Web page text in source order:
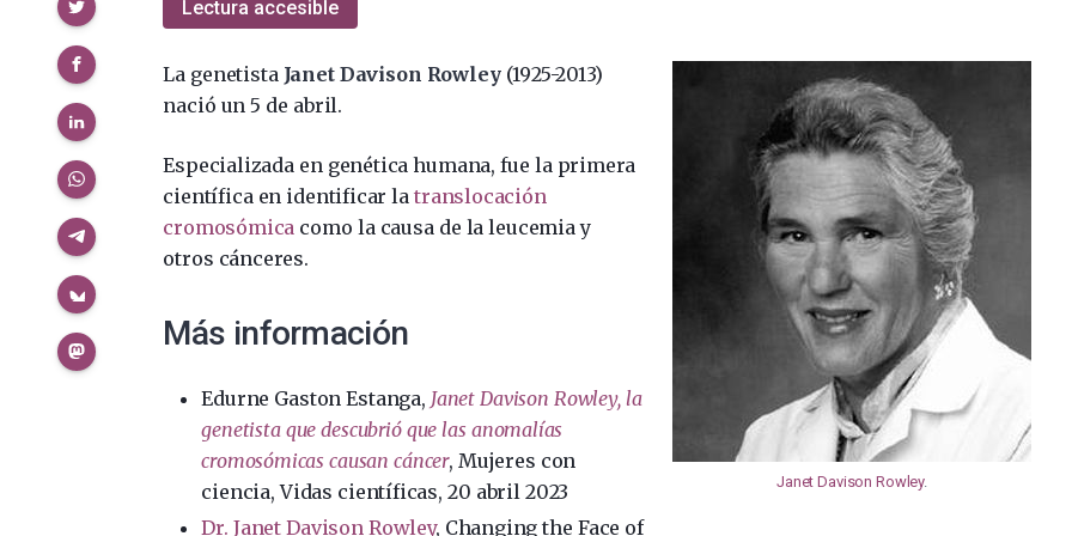
Lectura accesible
Janet Davison Rowley.
La genetista Janet Davison Rowley (1925-2013)
nació un 5 de abril.
Especializada en genética humana, fue la primera
científica en identificar latranslocación
cromosómica como la causa de la leucemia y
otros cánceres.
Más información
Edurne Gaston Estanga, Janet Davison Rowley, la
genetista que descubrió que las anomalías
cromosómicas causan cáncer, Mujeres con
ciencia, Vidas científicas, 20 abril 2023
Dr. Janet Davison Rowley, Changing the Face of